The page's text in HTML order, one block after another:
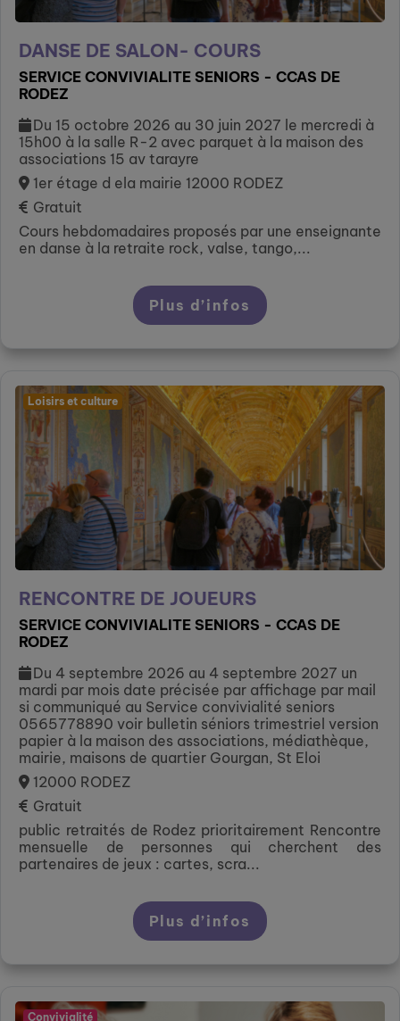
DANSE DE SALON- COURS
SERVICE CONVIVIALITE SENIORS - CCAS DE
RODEZ
Du 15 octobre 2026 au 30 juin 2027 le mercredi à
15h00 à la salle R-2 avec parquet à la maison des
associations 15 av tarayre
1er étage d ela mairie 12000 RODEZ
Gratuit
Cours hebdomadaires proposés par une enseignante
en danse à la retraite rock, valse, tango,...
Plus d’infos
Loisirs et culture
RENCONTRE DE JOUEURS
SERVICE CONVIVIALITE SENIORS - CCAS DE
RODEZ
Du 4 septembre 2026 au 4 septembre 2027 un
mardi par mois date précisée par affichage par mail
si communiqué au Service convivialité seniors
0565778890 voir bulletin séniors trimestriel version
papier à la maison des associations, médiathèque,
mairie, maisons de quartier Gourgan, St Eloi
12000 RODEZ
Gratuit
public retraités de Rodez prioritairement Rencontre
mensuelle de personnes qui cherchent des
partenaires de jeux : cartes, scra...
Plus d’infos
Convivialité